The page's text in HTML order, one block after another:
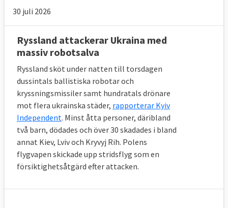
30 juli 2026
Ryssland attackerar Ukraina med
massiv robotsalva
Ryssland sköt under natten till torsdagen
dussintals ballistiska robotar och
kryssningsmissiler samt hundratals drönare
mot flera ukrainska städer, rapporterar Kyiv
Independent. Minst åtta personer, däribland
två barn, dödades och över 30 skadades i bland
annat Kiev, Lviv och Kryvyj Rih. Polens
flygvapen skickade upp stridsflyg som en
försiktighetsåtgärd efter attacken.